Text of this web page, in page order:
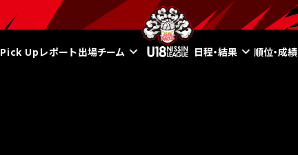
Pick Upレポート出場チーム 日程・結果 順位・成績